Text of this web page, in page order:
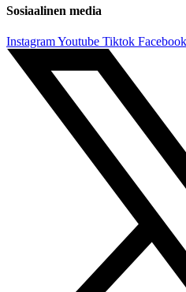
Sosiaalinen media
InstagramYoutube Tiktok